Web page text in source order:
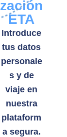
zación
ETA
Introduce
tus datos
personale
s y de
viaje en
nuestra
plataform
a segura.